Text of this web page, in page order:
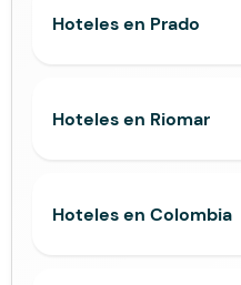
Hoteles en Prado
Hoteles en Riomar
Hoteles en Colombia